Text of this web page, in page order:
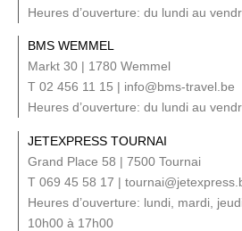
BMS WEMMEL
Markt 30 | 1780 Wemmel
T 02 456 11 15 | info@bms-travel.be
Heures d’ouverture: du lundi au
Heures d’ouverture: du lundi au
JETEXPRESS TOURNAI
Grand Place 58 | 7500 Tournai
T 069 45 58 17 |
Heures d’ouverture: lundi, mardi,
10h00 à 17h00